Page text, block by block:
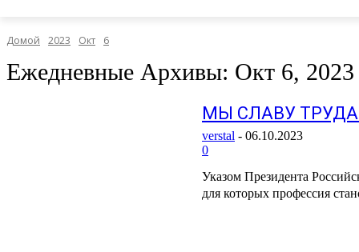
Домой 2023 Окт 6
Ежедневные Архивы: Окт 6, 2023
МЫ СЛАВУ
verstal - 06.10.2023
0
Указом Президента
для которых профессия